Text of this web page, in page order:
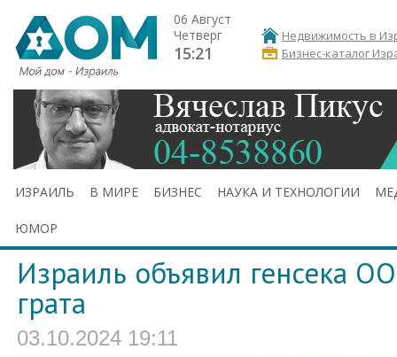
06 Август
Четверг
15:21
Недвижимость в
Бизнес-каталог
ИЗРАИЛЬ В МИРЕ БИЗНЕС НАУКА И ТЕХНОЛОГИИ
ЮМОР
Израиль объявил генсека
грата
03.10.2024 19:11